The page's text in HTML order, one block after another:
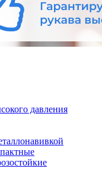
давления